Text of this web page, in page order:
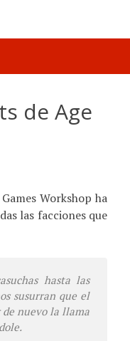
de Age
Workshop ha
las facciones que
hasta las
susurran que el
de nuevo la llama